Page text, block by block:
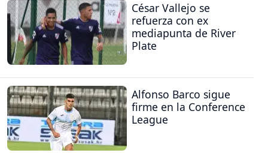
César Vallejo se
refuerza con ex
mediapunta de River
Plate
Alfonso Barco sigue
firme en la Conference
League